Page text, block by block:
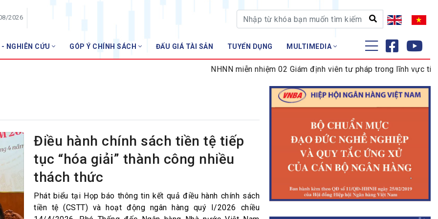
2026
NGHIÊN CỨU GÓP Ý CHÍNH SÁCH ĐẤU GIÁ TÀI SẢN TUYỂN DỤNG MULTIMEDIA
hàng
Tập huấn
NHNN miễn nhiệm 02 Giám định viên tư pháp trong lĩnh vực tiền tệ và
Điều hành chính sách tiền tệ tiếp
tục “hóa giải” thành công nhiều
thách thức
Phát biểu tại Họp báo thông tin kết quả điều hành chính sách
tiền tệ (CSTT) và hoạt động ngân hàng quý I/2026 chiều